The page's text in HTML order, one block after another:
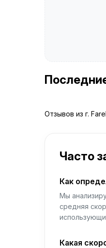
Отзывов из г.
Часто
Как
Мы
средняя
Какая